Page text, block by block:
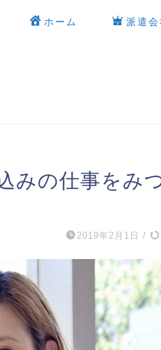
ホーム 派遣
みの仕事をみ
2019年2月1日 /